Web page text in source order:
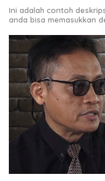
Ini adalah contoh
anda bisa memasukkan